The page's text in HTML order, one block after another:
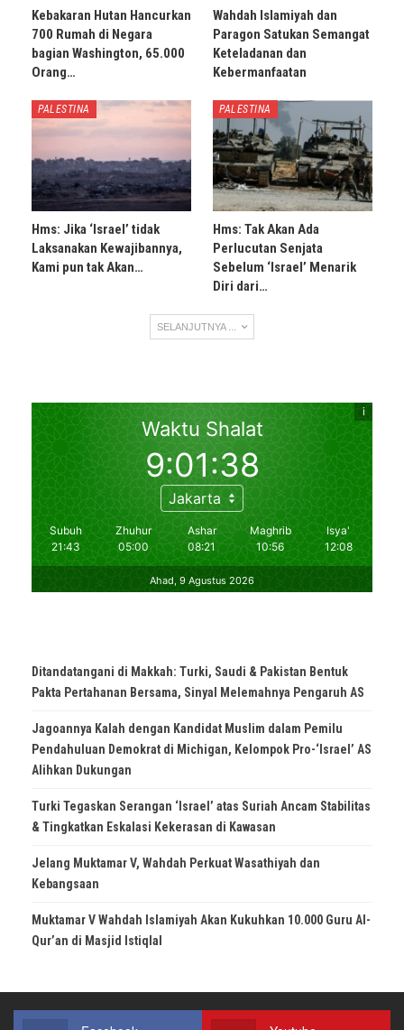
Kebakaran Hutan Hancurkan
700 Rumah di Negara
bagian Washington, 65.000
Orang…
Wahdah Islamiyah dan
Paragon Satukan Semangat
Keteladanan dan
Kebermanfaatan
PALESTINA
Hms: Jika ‘Israel’ tidak
Laksanakan Kewajibannya,
Kami pun tak Akan…
PALESTINA
Hms: Tak Akan Ada
Perlucutan Senjata
Sebelum ‘Israel’ Menarik
Diri dari…
SELANJUTNYA ...
Ditandatangani di Makkah: Turki, Saudi & Pakistan Bentuk
Pakta Pertahanan Bersama, Sinyal Melemahnya Pengaruh AS
Jagoannya Kalah dengan Kandidat Muslim dalam Pemilu
Pendahuluan Demokrat di Michigan, Kelompok Pro-‘Israel’ AS
Alihkan Dukungan
Turki Tegaskan Serangan ‘Israel’ atas Suriah Ancam Stabilitas
& Tingkatkan Eskalasi Kekerasan di Kawasan
Jelang Muktamar V, Wahdah Perkuat Wasathiyah dan
Kebangsaan
Muktamar V Wahdah Islamiyah Akan Kukuhkan 10.000 Guru Al-
Qur’an di Masjid Istiqlal